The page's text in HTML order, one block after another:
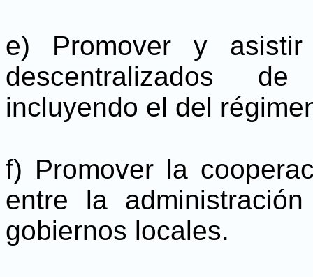
e) Promover y asistir
descentralizados de
incluyendo el del
f) Promover la
entre la
gobiernos locales.